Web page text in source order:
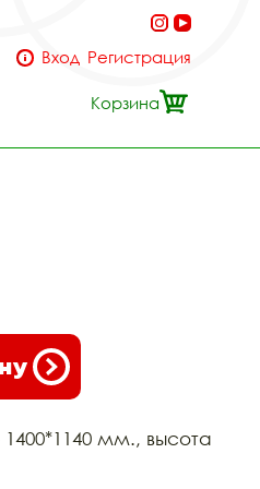
Вход Регистрация
Корзина
мм., высота